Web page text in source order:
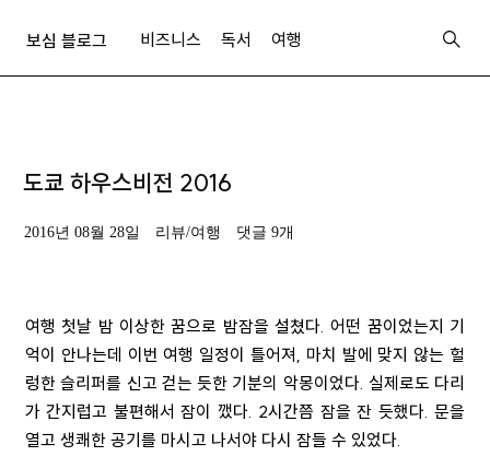
보심 블로그 비즈니스 독서 여행
도쿄 하우스비전 2016
2016년 08월 28일 리뷰/여행 댓글 9개
여행 첫날 밤 이상한 꿈으로 밤잠을 설쳤다. 어떤 꿈이었는지 기
억이 안나는데 이번 여행 일정이 틀어져, 마치 발에 맞지 않는 헐
렁한 슬리퍼를 신고 걷는 듯한 기분의 악몽이었다. 실제로도 다리
가 간지럽고 불편해서 잠이 깼다. 2시간쯤 잠을 잔 듯했다. 문을
열고 생쾌한 공기를 마시고 나서야 다시 잠들 수 있었다.